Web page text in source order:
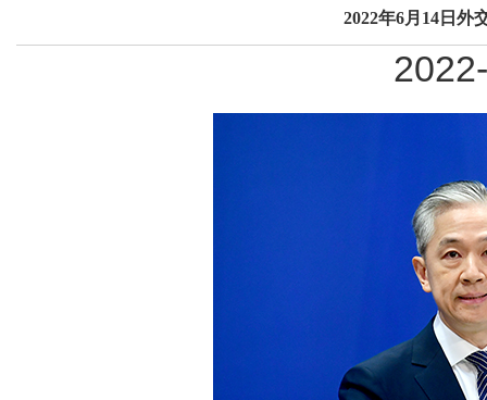
2022年6月14日外